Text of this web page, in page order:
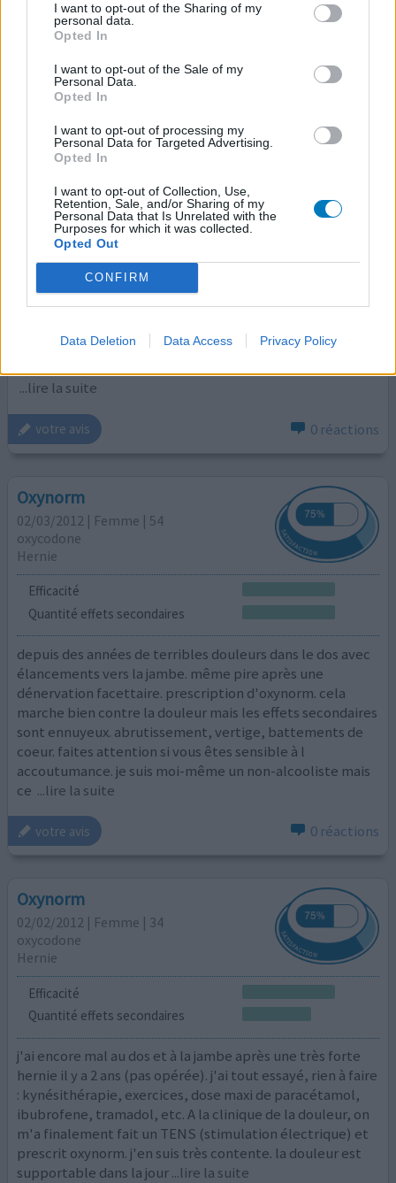
I want to opt-out of the Sharing of my
personal data.
Opted In
I want to opt-out of the Sale of my
Personal Data.
Opted In
I want to opt-out of processing my
Personal Data for Targeted Advertising.
Opted In
I want to opt-out of Collection, Use,
Retention, Sale, and/or Sharing of my
Personal Data that Is Unrelated with the
Purposes for which it was collected.
Opted Out
CONFIRM
Data Deletion Data Access Privacy Policy
votre avis 0 réactions
Oxynorm
oxycodone
Hernie
Efficacité
Quantité effets secondaires
prescrit pour une hernie. avant je prenais tramadol.
d'abord seulement oxynorm de prescrit mais ce n'était
pas suffisant. avec 2 x 20 mg d'oxycontin (même
substance mais absorption plus lente) cela marchait
bien. pas d'effet secondaire, contre la constipation j'ai
pris du lactose. sevrage sans problème, mais je suis
...lire la suite
votre avis 0 réactions
Oxynorm
02/03/2012 | Femme | 54
oxycodone
Hernie
Efficacité
Quantité effets secondaires
depuis des années de terribles douleurs dans le dos avec
élancements vers la jambe. même pire après une
dénervation facettaire. prescription d'oxynorm. cela
marche bien contre la douleur mais les effets secondaires
sont ennuyeux. abrutissement, vertige, battements de
coeur. faites attention si vous êtes sensible à l
accoutumance. je suis moi-même un non-alcooliste mais
ce ...lire la suite
votre avis 0 réactions
Oxynorm
02/02/2012 | Femme | 34
oxycodone
Hernie
Efficacité
Quantité effets secondaires
j'ai encore mal au dos et à la jambe après une très forte
hernie il y a 2 ans (pas opérée). j'ai tout essayé, rien à faire
: kynésithérapie, exercices, dose maxi de paracétamol,
ibubrofene, tramadol, etc. A la clinique de la douleur, on
m'a finalement fait un TENS (stimulation électrique) et
prescrit oxynorm. j'en suis très contente. la douleur est
supportable dans la jour...lire la suite